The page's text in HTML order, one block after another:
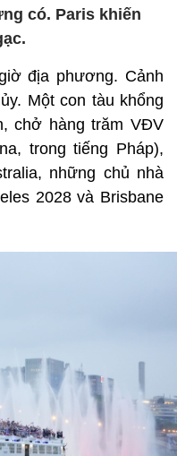
có. Paris khiến
địa phương. Cảnh
Một con tàu khổng
chở hàng trăm VĐV
trong tiếng Pháp),
những chủ nhà
2028 và Brisbane